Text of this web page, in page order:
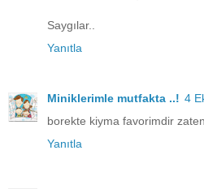
Saygılar..
Yanıtla
Miniklerimle mutfakta ..! 4
borekte kiyma favorimdir
Yanıtla